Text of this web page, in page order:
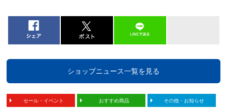
ショップニュース一覧を見る
セール・イベント おすすめ商品 その他・お知らせ